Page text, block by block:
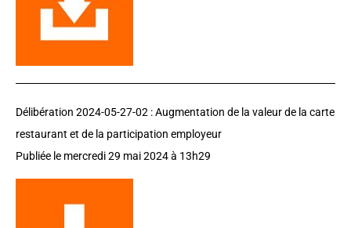
Délibération 2024-05-27-02 : Augmentation de la valeur de la carte
restaurant et de la participation employeur
Publiée le mercredi 29 mai 2024 à 13h29